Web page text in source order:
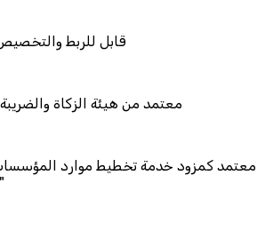
قابل للربط
معتمد من هيئة الزكاة
معتمد كمزود خدمة تخطيط موارد